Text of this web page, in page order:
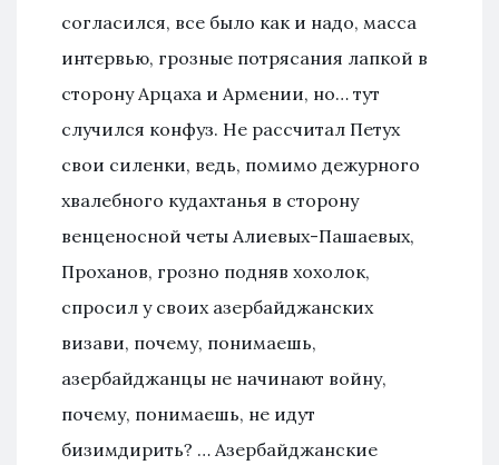
согласился, все было как и надо, масса
интервью, грозные потрясания лапкой в
сторону Арцаха и Армении, но… тут
случился конфуз. Не рассчитал Петух
свои силенки, ведь, помимо дежурного
хвалебного кудахтанья в сторону
венценосной четы Алиевых-Пашаевых,
Проханов, грозно подняв хохолок,
спросил у своих азербайджанских
визави, почему, понимаешь,
азербайджанцы не начинают войну,
почему, понимаешь, не идут
бизимдирить? … Азербайджанские